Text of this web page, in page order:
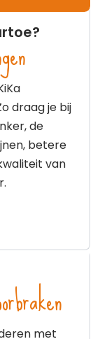
draag je bij
de
betere
van
met